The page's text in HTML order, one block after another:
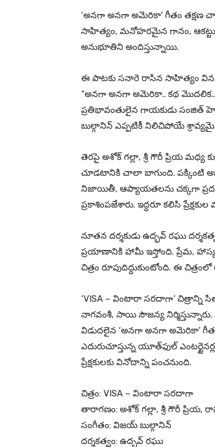
‘అనగా అనగా అమెరికా’ గీతం తక్షణ
సాహిత్యం, మనోహరమైన గానం,
అనుభూతిని అందిస్తున్నాయి.
ఈ పాటకు సనారె రాసిన సాహిత్యం
“అనగా అనగా అమెరికా.. కథ మొదలిక..
ప్రతిభావంతులైన గాయకుడు సంజిత్
బుల్గానిన్ ఎప్పటికీ నిలిచిపోయే
తెరపై అశోక్ గల్లా, శ్రీ గౌరీ ప్రియ మధ్య
చూడటానికి చాలా బాగుంది. పక్కింటి
నిజాయితీ, ఆప్యాయతలను చక్కగా
ప్రకాశింపజేశారు. ఇద్దరూ కలిసి
నూతన దర్శకుడు ఉద్భవ్ రఘు
ప్రయాణానికి హామీ ఇస్తోంది. ప్రేమ,
చిత్రం రూపుదిద్దుకుంటోంది. ఈ
‘VISA – వింటారా సరదాగా’
నాగవంశీ, సాయి సౌజన్య నిర్మిస్తున్నారు.
విడుదలైన ‘అనగా అనగా అమెరికా’
ఎదురుచూస్తున్న యూత్‌ఫుల్
ప్రేక్షకులకు వినోదాన్ని పంచనుంది.
చిత్రం: VISA – వింటారా సరదాగా
తారాగణం: అశోక్ గల్లా, శ్రీ గౌరీ
సంగీతం: విజయ్ బుల్గానిన్
దర్శకత్వం: ఉద్భవ్ రఘు